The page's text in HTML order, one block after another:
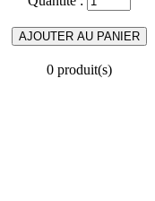
0 produit(s)